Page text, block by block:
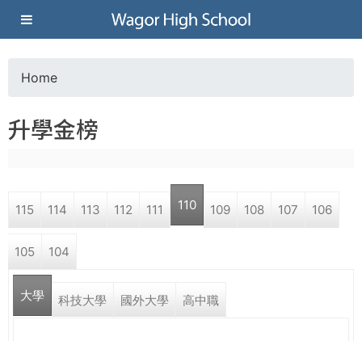
Jump to navigation
葳
格
高
學
o
a
r
e
Home
升學金榜
115 114 113 112 111 110 109 108 107 106
105 104
大學 科技大學 國外大學 高中職